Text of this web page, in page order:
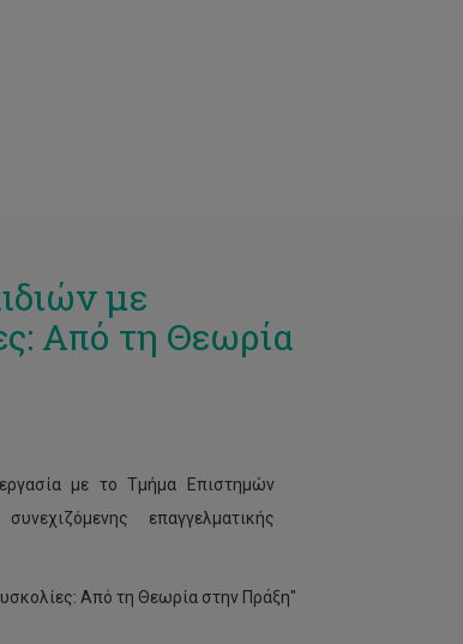
με
Από τη Θεωρία
με το Τμήμα Επιστημών
επαγγελματικής
Από τη Θεωρία στην Πράξη"